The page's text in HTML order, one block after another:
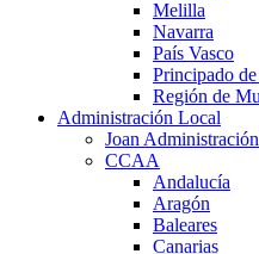
Melilla
Navarra
País Vasco
Principado
Región de
Administración Local
Joan
CCAA
Andalucía
Aragón
Baleares
Canarias